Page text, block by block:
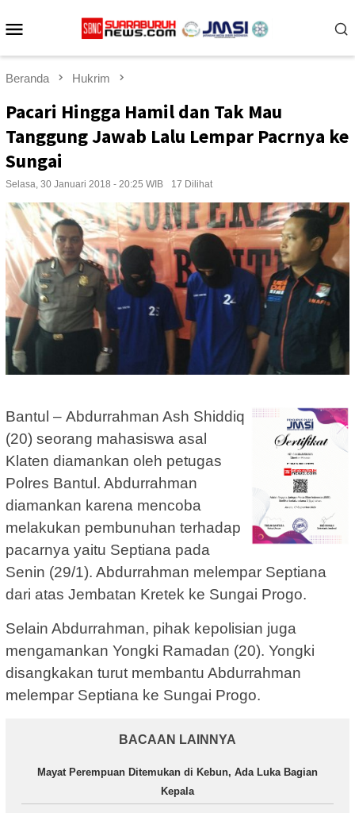
ke
Beranda Hukrim
Pacari Hingga Hamil dan Tak Mau
Tanggung Jawab Lalu Lempar Pacrnya ke
Sungai
Selasa, 30 Januari 2018 - 20:25 WIB 17 Dilihat
Bantul – Abdurrahman Ash Shiddiq
(20) seorang mahasiswa asal
Klaten diamankan oleh petugas
Polres Bantul. Abdurrahman
diamankan karena mencoba
melakukan pembunuhan terhadap
pacarnya yaitu Septiana pada
Senin (29/1). Abdurrahman melempar Septiana
dari atas Jembatan Kretek ke Sungai Progo.
Selain Abdurrahman, pihak kepolisian juga
mengamankan Yongki Ramadan (20). Yongki
disangkakan turut membantu Abdurrahman
melempar Septiana ke Sungai Progo.
BACAAN LAINNYA
Mayat Perempuan Ditemukan di Kebun, Ada Luka Bagian
Kepala